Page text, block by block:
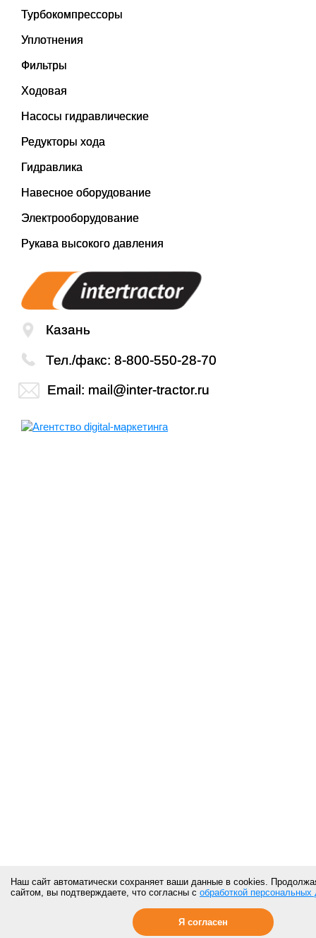
Турбокомпрессоры
Уплотнения
Фильтры
Ходовая
Насосы гидравлические
Редукторы хода
Гидравлика
Навесное оборудование
Электрооборудование
Рукава высокого давления
Казань
Тел./факс: 8-800-550-28-70
Email: mail@inter-tractor.ru
Наш сайт автоматически сохраняет ваши данные в cookies.
сайтом, вы подтверждаете, что согласны с обработкой персональных
Я согласен